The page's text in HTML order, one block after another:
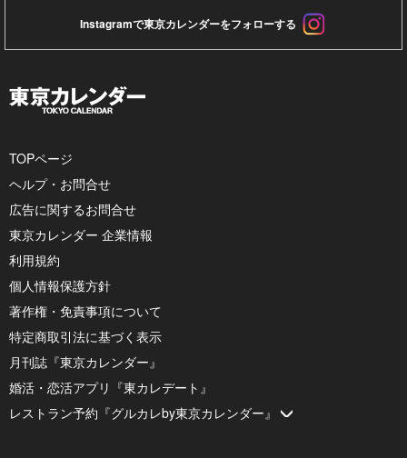
Instagramで東京カレンダーをフォローする
TOPページ
ヘルプ・お問合せ
広告に関するお問合せ
東京カレンダー 企業情報
利用規約
個人情報保護方針
著作権・免責事項について
特定商取引法に基づく表示
月刊誌『東京カレンダー』
婚活・恋活アプリ『東カレデート』
レストラン予約『グルカレby東京カレンダー』